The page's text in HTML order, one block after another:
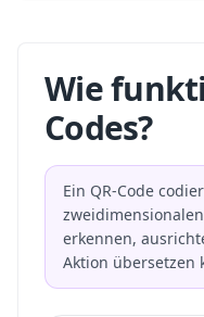
Wie
Codes?
Ein QR-Code
erkennen,
Aktion übersetzen